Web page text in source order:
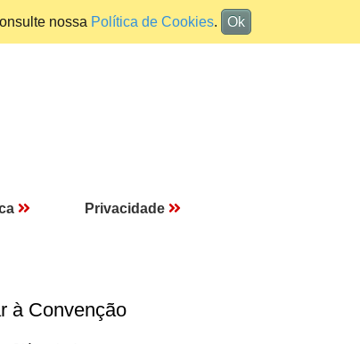
nossa Política de Cookies. Ok
Privacidade
à Convenção